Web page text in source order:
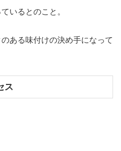
いるとのこと。
ある味付けの決め手になって
ス